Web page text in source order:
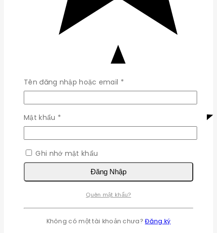
Tên đăng nhập hoặc email *Bắt
buộc
Mật khẩu *
buộc
Ghi nhớ mật khẩu
Đăng Nhập
Quên mật khẩu?
Không có một tài khoản chưa?Đăng ký